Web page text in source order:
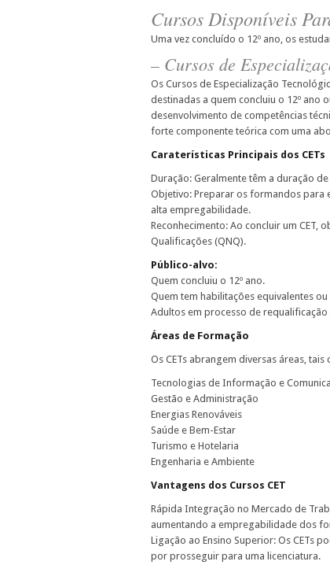
Cursos Disponíveis
Uma vez concluído o 12º ano, os
– Cursos de
Os Cursos de Especialização
destinadas a quem concluiu o 12º ano
desenvolvimento de competências
forte componente teórica com uma
Caraterísticas Principais dos CETs
Duração: Geralmente têm a duração
Objetivo: Preparar os formandos para
alta empregabilidade.
Reconhecimento: Ao concluir um CET,
Qualificações (QNQ).
Público-alvo:
Quem concluiu o 12º ano.
Quem tem habilitações equivalentes
Adultos em processo de
Áreas de Formação
Os CETs abrangem diversas áreas, tais
Tecnologias de Informação e
Gestão e Administração
Energias Renováveis
Saúde e Bem-Estar
Turismo e Hotelaria
Engenharia e Ambiente
Vantagens dos Cursos CET
Rápida Integração no Mercado de
aumentando a empregabilidade dos
Ligação ao Ensino Superior: Os CETs
por prosseguir para uma licenciatura.